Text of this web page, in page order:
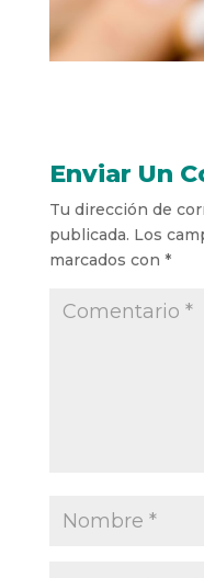
Enviar Un
Tu dirección de
publicada. Los
marcados con *